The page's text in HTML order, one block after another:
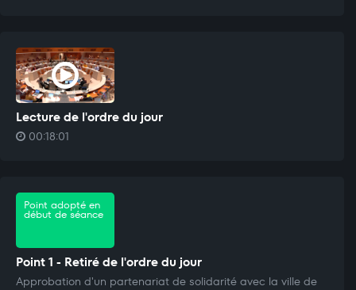
Lecture de l'ordre du jour
00:18:01
Point adopté en
début de séance
Point 1 - Retiré de l'ordre du jour
Approbation d'un partenariat de solidarité avec la ville de